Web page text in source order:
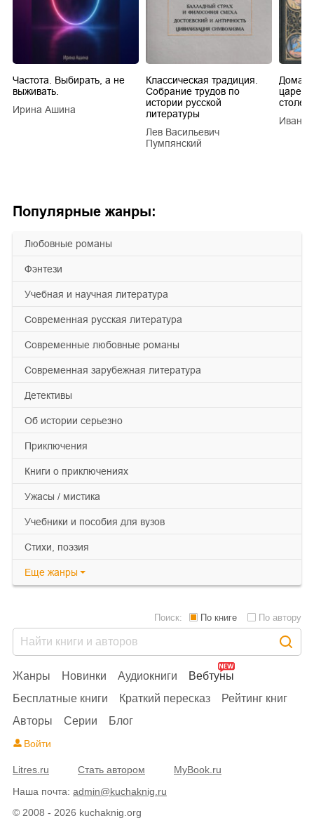
Популярные жанры:
любовные романы
фэнтези
учебная и научная литература
современная русская литература
современные любовные романы
современная зарубежная литература
детективы
об истории серьезно
приключения
книги о приключениях
ужасы / мистика
учебники и пособия для вузов
cтихи, поэзия
Еще жанры
Частота. Выбирать, а не
выживать.
Ирина Ашина
Классическая традиция.
Собрание трудов по
истории русской
литературы
Лев Васильевич
Пумпянский
царей
Иван
© 2008 - 2026 kuchaknig.org
Жанры Новинки Аудиокниги
Вебтуны
Бесплатные книги
Краткий пересказ
Рейтинг книг
Авторы
Серии Блог
Поиск: По книге По автору
Войти
Litres.ru Стать автором
MyBook.ru
Наша почта: admin@kuchaknig.ru